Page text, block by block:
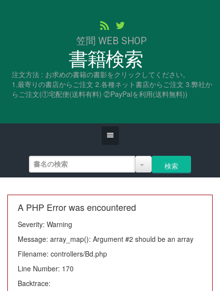
笠間 WEB SHOP
書籍検索
注文方法 : お求めの書籍の書影をクリックしてください。
1.最寄りの書店からご注文 2.各種ネット書店からご注文 3.弊社か
らご注文(①宅配便(送料有料) ②PayPalを利用(送料無料))
A PHP Error was encountered
Severity: Warning
Message: array_map(): Argument #2 should be an array
Filename: controllers/Bd.php
Line Number: 170
Backtrace: